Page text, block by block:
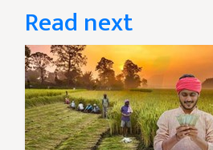
Read next